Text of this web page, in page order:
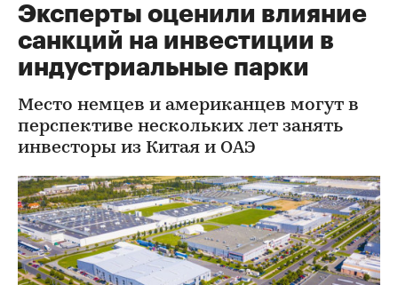
Эксперты оценили влияние
санкций на инвестиции в
индустриальные парки
Место немцев и американцев могут в
перспективе нескольких лет занять
инвесторы из Китая и ОАЭ